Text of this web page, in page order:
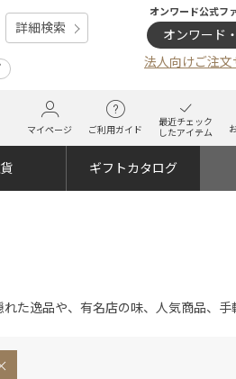
詳細検索
オンワード公式フ
オンワード
法人向けご注
マイページ ご利用ガイド
最近チェック
したアイテム
ギフトカタログ
た逸品や、有名店の味、人気商品、手